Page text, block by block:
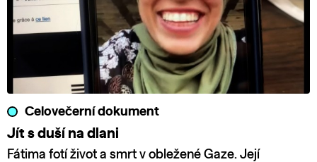
Celovečerní dokument
Jít s duší na dlani
Fátima fotí život a smrt v obležené Gaze. Její